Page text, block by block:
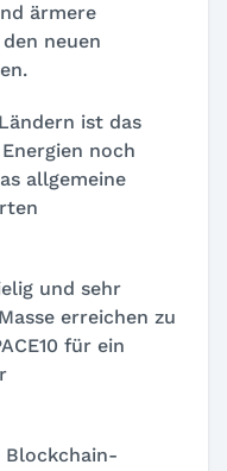
ärmere
neuen
ist das
noch
allgemeine
und sehr
erreichen zu
für ein
Blockchain-